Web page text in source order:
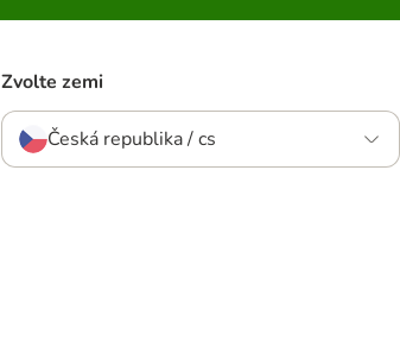
Zvolte zemi
Česká republika / cs